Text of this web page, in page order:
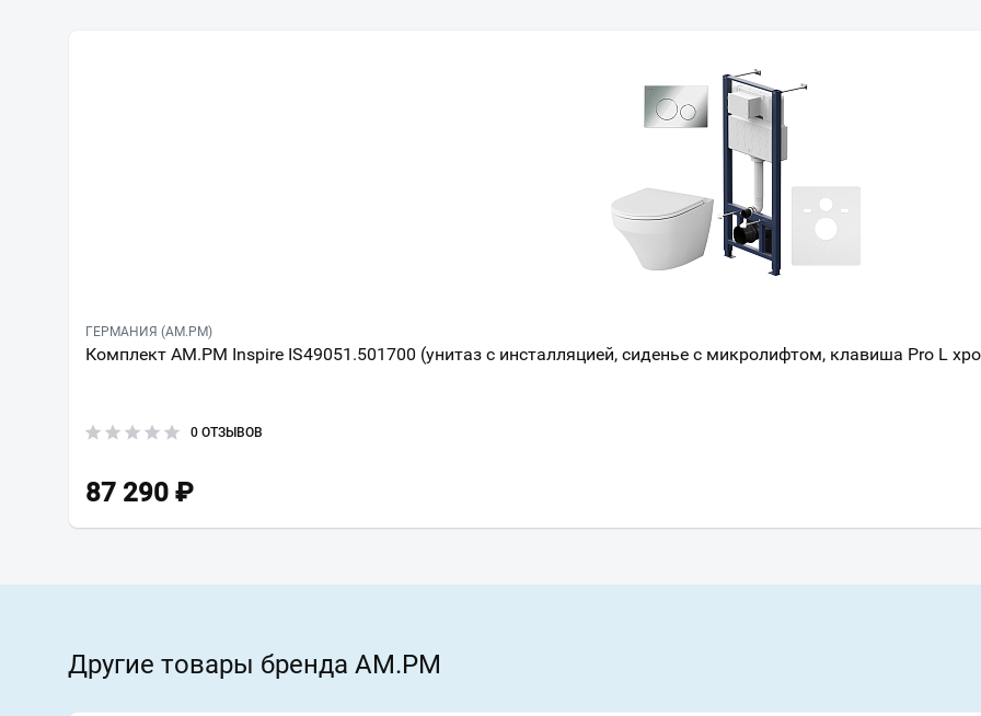
ГЕРМАНИЯ (AM.PM)
Комплект AM.PM Inspire IS49051.501700 (унитаз с инсталляцией, сиденье с микролифтом, клавиша Pro L
0 ОТЗЫВОВ
87 290 ₽
Другие товары бренда AM.PM